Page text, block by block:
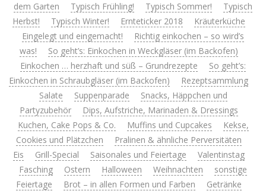
dem Garten
Typisch Frühling! Typisch Sommer!
Typisch
Herbst!
Typisch Winter! Ernteticker 2018
Kräuterküche
Eingelegt und eingemacht!
Richtig einkochen – so wird’s
was!
So geht’s: Einkochen in Weckgläser (im Backofen)
Einkochen … herzhaft und süß – Grundrezepte
So geht’s:
Einkochen in Schraubgläser (im Backofen)
Rezeptsammlung
Salate
Suppenparade
Snacks, Häppchen und
Partyzubehör
Dips, Aufstriche, Marinaden & Dressings
Kuchen, Cake Pops & Co.
Muffins und Cupcakes
Kekse,
Cookies und Plätzchen
Pralinen & ähnliche Perversitäten
Eis
Grill-Special Saisonales und Feiertage
Valentinstag
Fasching
Ostern Halloween Weihnachten
sonstige
Feiertage
Brot – in allen Formen und Farben
Getränke